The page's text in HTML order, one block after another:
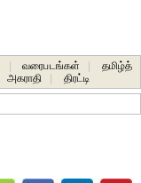
வரைபடங்கள்
தமிழ்த்
அகராதி திரட்டி